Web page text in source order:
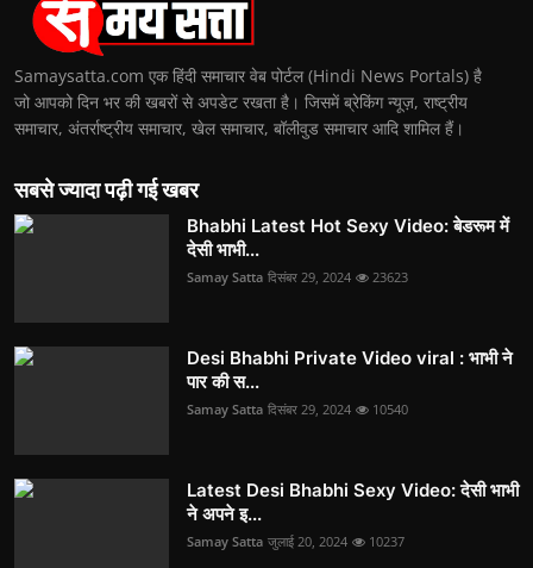
Samaysatta.com एक हिंदी समाचार वेब पोर्टल (Hindi News Portals) है
जो आपको दिन भर की खबरों से अपडेट रखता है। जिसमें ब्रेकिंग न्यूज़, राष्ट्रीय
समाचार, अंतर्राष्ट्रीय समाचार, खेल समाचार, बॉलीवुड समाचार आदि शामिल हैं।
सबसे ज्यादा पढ़ी गई खबर
Bhabhi Latest Hot Sexy Video: बेडरूम में
देसी भाभी...
Samay Satta दिसंबर 29, 2024 23623
Desi Bhabhi Private Video viral : भाभी ने
पार की स...
Samay Satta दिसंबर 29, 2024 10540
Latest Desi Bhabhi Sexy Video: देसी भाभी
ने अपने इ...
Samay Satta जुलाई 20, 2024 10237